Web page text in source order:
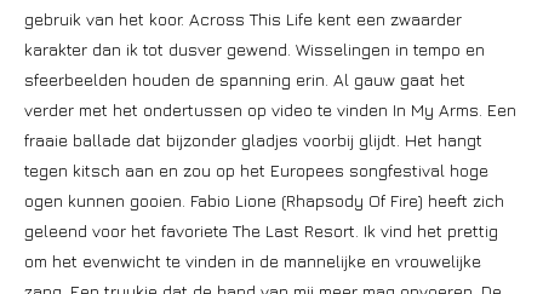
gebruik van het koor. Across This Life kent een zwaarder
karakter dan ik tot dusver gewend. Wisselingen in tempo en
sfeerbeelden houden de spanning erin. Al gauw gaat het
verder met het ondertussen op video te vinden In My Arms. Een
fraaie ballade dat bijzonder gladjes voorbij glijdt. Het hangt
tegen kitsch aan en zou op het Europees songfestival hoge
ogen kunnen gooien. Fabio Lione (Rhapsody Of Fire) heeft zich
geleend voor het favoriete The Last Resort. Ik vind het prettig
om het evenwicht te vinden in de mannelijke en vrouwelijke